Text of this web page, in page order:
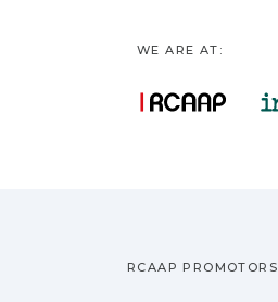
WE ARE AT:
RCAAP PROMOTORS